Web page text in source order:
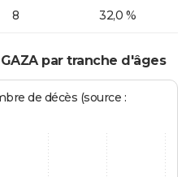
8 32,0 %
par tranche d'âges
de décès (source :